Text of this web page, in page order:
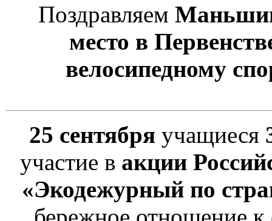
Поздравляем
место в
велосипедному
25 сентября учащиеся
участие в акции
«Экодежурный по